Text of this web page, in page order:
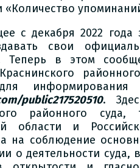
«Количество
с декабря 2022 года
свои
Теперь в этом
public217520510.
районного
области и
на соблюдение
о деятельности суда,